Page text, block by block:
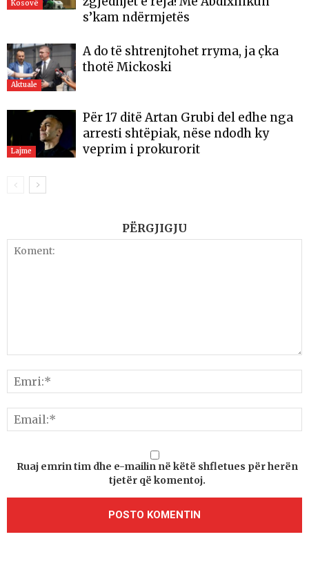
Kosovë
s’kam ndërmjetës
Aktuale
A do të shtrenjtohet rryma, ja çka
thotë Mickoski
Lajme
Për 17 ditë Artan Grubi del edhe nga
arresti shtëpiak, nëse ndodh ky
veprim i prokurorit
PËRGJIGJU
Ruaj emrin tim dhe e-mailin në këtë shfletues për herën
tjetër që komentoj.